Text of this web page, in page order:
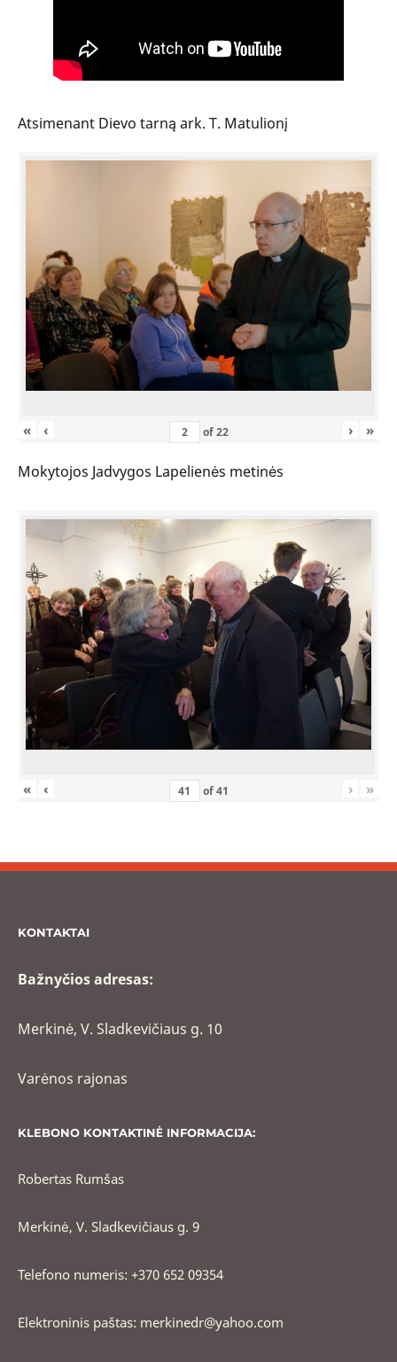
Atsimenant Dievo tarną ark. T. Matulionį
« ‹ of22 › »
Mokytojos Jadvygos Lapelienės metinės
« ‹ of41 › »
KONTAKTAI
Bažnyčios adresas:
Merkinė, V. Sladkevičiaus g. 10
Varėnos rajonas
KLEBONO KONTAKTINĖ INFORMACIJA:
Robertas Rumšas
Merkinė, V. Sladkevičiaus g. 9
Telefono numeris: +370 652 09354
Elektroninis paštas: merkinedr@yahoo.com